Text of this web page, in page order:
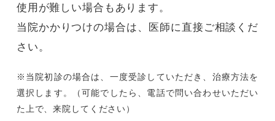
使用が難しい場合もあります。
当院かかりつけの場合は、医師に直接ご相談くだ
さい。
※当院初診の場合は、一度受診していただき、治療方法を
選択します。（可能でしたら、電話で問い合わせいただい
た上で、来院してください）